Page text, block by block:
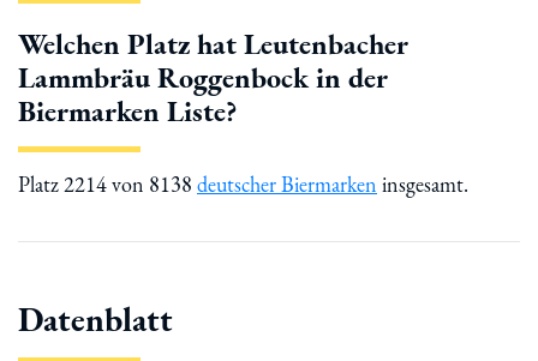
Welchen Platz hat Leutenbacher
Lammbräu Roggenbock in der
Biermarken Liste?
Platz 2214 von 8138 deutscher Biermarken insgesamt.
Datenblatt